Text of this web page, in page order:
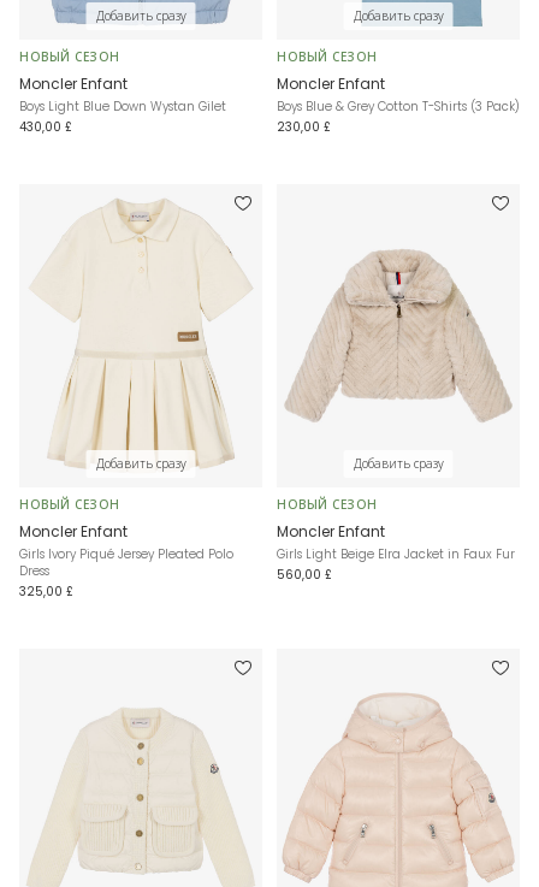
Добавить сразу
НОВЫЙ СЕЗОН
Moncler Enfant
Boys Light Blue Down Wystan Gilet
430,00 £
Добавить сразу
НОВЫЙ СЕЗОН
Moncler Enfant
Boys Blue & Grey Cotton T-Shirts (3 Pack)
230,00 £
Добавить сразу
НОВЫЙ СЕЗОН
Moncler Enfant
Girls Ivory Piqué Jersey Pleated Polo
Dress
325,00 £
Добавить сразу
НОВЫЙ СЕЗОН
Moncler Enfant
Girls Light Beige Elra Jacket in Faux Fur
560,00 £